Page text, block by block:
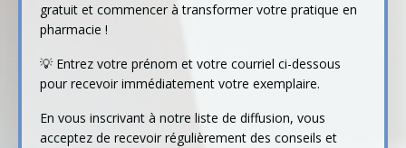
gratuit et commencer à transformer votre pratique en
pharmacie !
💡 Entrez votre prénom et votre courriel ci-dessous
pour recevoir immédiatement votre exemplaire.
En vous inscrivant à notre liste de diffusion, vous
acceptez de recevoir régulièrement des conseils et